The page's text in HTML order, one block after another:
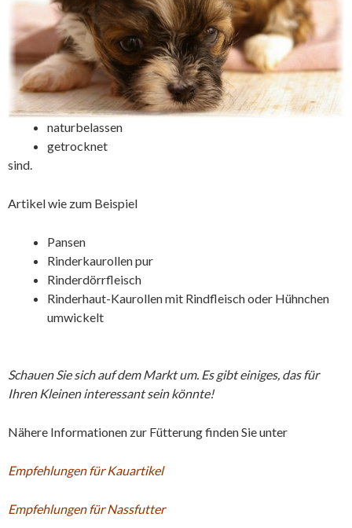
naturbelassen
getrocknet
sind.
Artikel wie zum Beispiel
Pansen
Rinderkaurollen pur
Rinderdörrfleisch
Rinderhaut-Kaurollen mit Rindfleisch oder Hühnchen
umwickelt
Schauen Sie sich auf dem Markt um. Es gibt einiges, das für
Ihren Kleinen interessant sein könnte!
Nähere Informationen zur Fütterung finden Sie unter
Empfehlungen für Kauartikel
Empfehlungen für Nassfutter